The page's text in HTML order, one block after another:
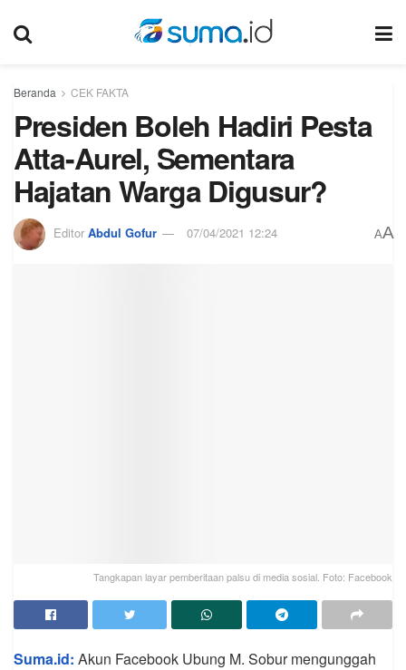
Beranda CEK FAKTA
Presiden Boleh Hadiri Pesta
Atta-Aurel, Sementara
Hajatan Warga Digusur?
Editor Abdul Gofur 07/04/2021 12:24 AA
Tangkapan layar pemberitaan palsu di media sosial. Foto: Facebook
Suma.id: Akun Facebook Ubung M. Sobur mengunggah